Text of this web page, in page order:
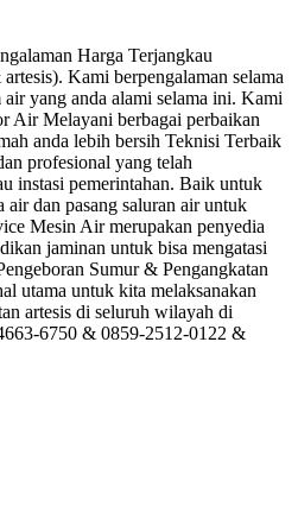
Harga Terjangkau
Kami berpengalaman selama
yang anda alami selama ini. Kami
Air Melayani berbagai perbaikan
anda lebih bersih Teknisi Terbaik
profesional yang telah
instasi pemerintahan. Baik untuk
dan pasang saluran air untuk
Mesin Air merupakan penyedia
jaminan untuk bisa mengatasi
Sumur & Pengangkatan
utama untuk kita melaksanakan
artesis di seluruh wilayah di
6750 & 0859-2512-0122 &